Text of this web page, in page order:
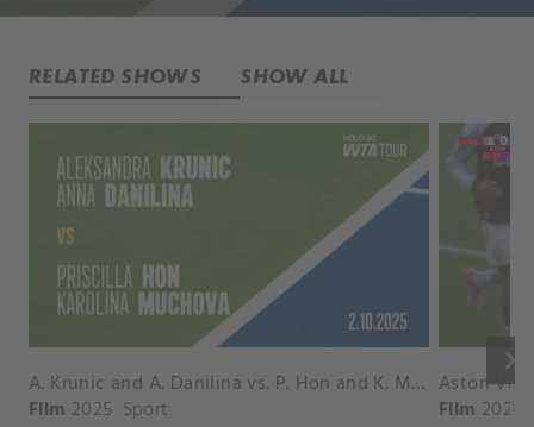
RELATED SHOWS SHOW ALL
keyboard_arrow_right
A. Krunic and A. Danilina vs. P. Hon and K. Muchova Match Highlights - BEIJING_Capital Group Diamond ( October 02, 2025)
Film 2025 Sport Film 2026